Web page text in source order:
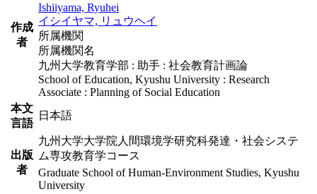
作成
者
Ishiiyama, Ryuhei
イシイヤマ, リュウヘイ
所属機関
所属機関名
九州大学教育学部 : 助手 : 社会教育計画論
School of Education, Kyushu University : Research
Associate : Planning of Social Education
本文
言語
日本語
出版
者
九州大学大学院人間環境学研究科発達・社会システ
ム専攻教育学コース
Graduate School of Human-Environment Studies, Kyushu
University